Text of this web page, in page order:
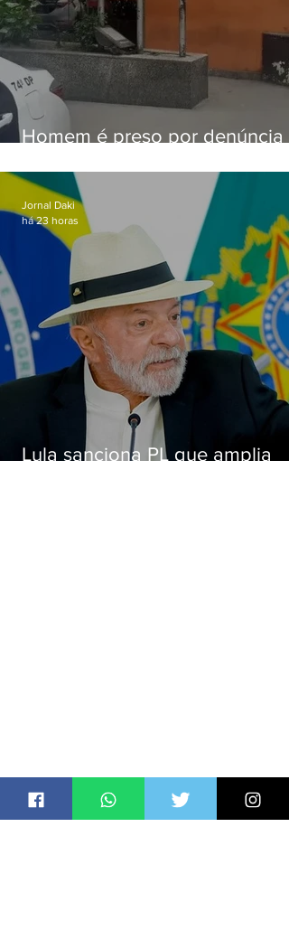
Homem é preso por denúncia
Alcântara
Lula sanciona PL que amplia
Jornal Daki
há 23 horas